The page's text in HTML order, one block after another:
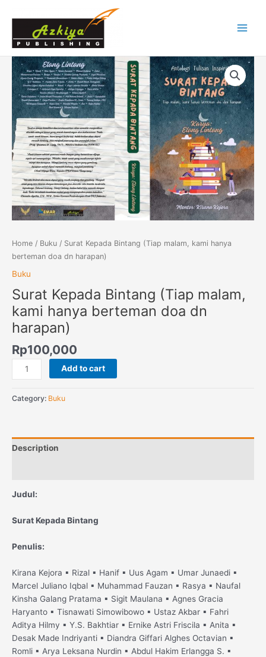
Menu
Home / Buku / Surat Kepada Bintang (Tiap malam, kami hanya
berteman doa dn harapan)
Buku
Surat Kepada Bintang (Tiap malam,
kami hanya berteman doa dn
harapan)
Rp100,000
Surat
Kepada
Bintang
(Tiap
malam,
kami
hanya
berteman
doa
dn
harapan)
quantity
Add to cart
Category: Buku
Description
Judul:
Surat Kepada Bintang
Penulis:
Kirana Kejora ▪ Rizal ▪ Hanif ▪ Uus Agam ▪ Umar Junaedi ▪
Marcel Juliano Iqbal ▪ Muhammad Fauzan ▪ Rasya ▪ Naufal
Kinsha Galang Pratama ▪ Sigit Maulana ▪ Agnes Gracia
Haryanto ▪ Tisnawati Simowibowo ▪ Ustaz Akbar ▪ Fahri
Aditya Hilmy ▪ Y.S. Bakhtiar ▪ Ernike Astri Friscila ▪ Anita ▪
Desak Made Indriyanti ▪ Diandra Giffari Alghes Octavian ▪
Romli ▪ Arya Leksana Nurdin ▪ Abdul Hakim Erlangga S. ▪